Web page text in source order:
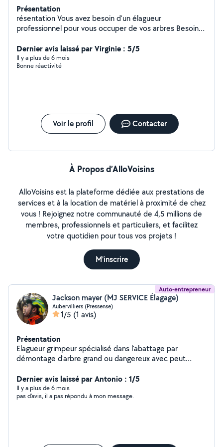
Présentation
résentation Vous avez besoin d'un élagueur
professionnel pour vous occuper de vos arbres Besoin
voulez abattre un ou plusieurs arbres dans votre jardin ?
L'entretien de jardin nécessite souvent beaucoup de
temps et d'efforts. DAVID LAMBERT est un élagueur
hauteur qui nécessitent un grimpeur et nacelle.
L'entreprise DAVID LAMBERT vous propose de gérer
débroussaillage...
Dernier avis laissé par Virginie : 5/5
Il y a plus de 6 mois
Bonne réactivité
Voir le profil Contacter
À Propos d’AlloVoisins
AlloVoisins est la plateforme dédiée aux prestations de
services et à la location de matériel à proximité de chez
vous ! Rejoignez notre communauté de 4,5 millions de
membres, professionnels et particuliers, et facilitez
votre quotidien pour tous vos projets !
M'inscrire
Auto-entrepreneur
Jackson mayer (MJ SERVICE Élagage)
Aubervilliers (Pressense)
1/5 (1 avis)
Présentation
Elagueur grimpeur spécialisé dans l'abattage par
démontage d'arbre grand ou dangereux avec peut
centre ville ( nous intervenons dans tout type de gabarit
d'arbre grand ou petit ) Nous vous proposons un large
choix de service -Elagage -Abattage -Abattage par
Dernier avis laissé par Antonio : 1/5
Il y a plus de 6 mois
pas d'avis, il a pas répondu à mon message.